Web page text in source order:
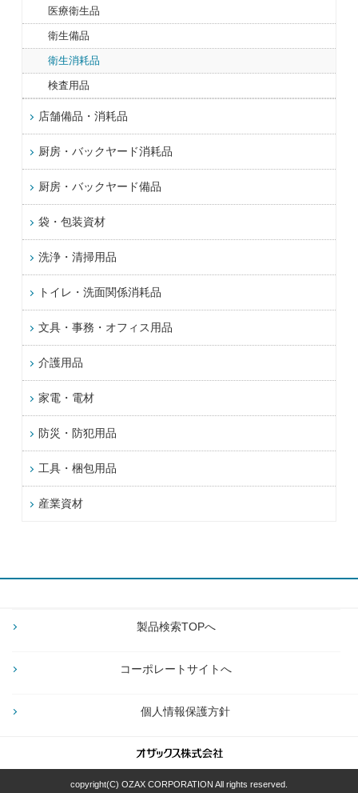
医療衛生品
衛生備品
衛生消耗品
検査用品
店舗備品・消耗品
厨房・バックヤード消耗品
厨房・バックヤード備品
袋・包装資材
洗浄・清掃用品
トイレ・洗面関係消耗品
文具・事務・オフィス用品
介護用品
家電・電材
防災・防犯用品
工具・梱包用品
産業資材
製品検索TOPへ
コーポレートサイトへ
個人情報保護方針
copyright(C) OZAX CORPORATION All rights reserved.